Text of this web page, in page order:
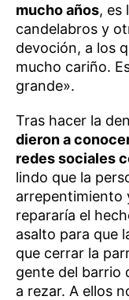
mucho años, es
candelabros y
devoción, a los
mucho cariño.
grande».
Tras hacer la
dieron a
redes sociales
lindo que la
arrepentimiento
repararía el
asalto para que
que cerrar la
gente del barrio
a rezar. A ellos